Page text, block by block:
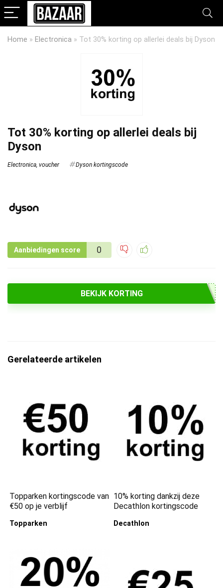
Home » Electronica » Tot 30% korting op allerlei deals bij Dyson
Tot 30% korting op allerlei deals bij
Dyson
Electronica, voucher Dyson kortingscode
Aanbiedingen score 0
BEKIJK KORTING
Gerelateerde artikelen
Topparken kortingscode van
€50 op je verblijf
Topparken
10% korting dankzij deze
Decathlon kortingscode
Decathlon